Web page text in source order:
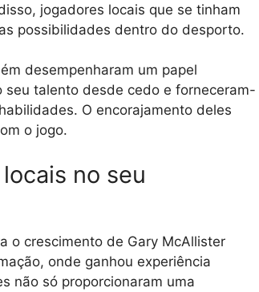
jogadores locais que se tinham
possibilidades dentro do desporto.
desempenharam um papel
seu talento desde cedo e forneceram-
O encorajamento deles
o jogo.
no seu
o crescimento de Gary McAllister
onde ganhou experiência
não só proporcionaram uma